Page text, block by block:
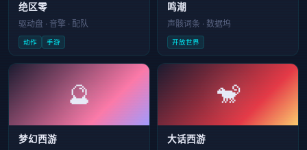
绝区零
驱动盘 · 音擎 · 配队
动作 手游
鸣潮
声骸词条 · 数据坞
开放世界
🔮
梦幻西游
🐒
大话西游